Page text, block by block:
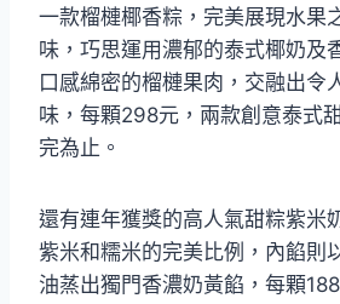
一款榴槤椰香粽，完美展現水果
味，巧思運用濃郁的泰式椰奶及
口感綿密的榴槤果肉，交融出令
味，每顆298元，兩款創意泰式
完為止。
還有連年獲獎的高人氣甜粽紫米
紫米和糯米的完美比例，內餡則
油蒸出獨門香濃奶黃餡，每顆